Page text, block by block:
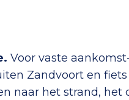
Voor vaste
Zandvoort en
naar het strand, het